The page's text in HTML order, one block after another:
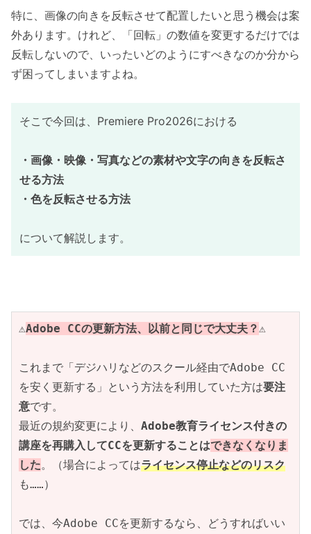
特に、画像の向きを反転させて配置したいと思う機会は案
外あります。けれど、「回転」の数値を変更するだけでは
反転しないので、いったいどのようにすべきなのか分から
ず困ってしまいますよね。
そこで今回は、Premiere Pro2026における
・画像・映像・写真などの素材や文字の向きを反転さ
せる方法
・色を反転させる方法
について解説します。
⚠️Adobe CCの更新方法、以前と同じで大丈夫？⚠️
これまで「デジハリなどのスクール経由でAdobe CC
を安く更新する」という方法を利用していた方は要注
意です。
最近の規約変更により、 Adobe教育ライセンス付きの
講座を再購入してCCを更新することはできなくなりま
した。（場合によってはライセンス停止などのリスク
も……）
では、今Adobe CCを更新するなら、どうすればいい